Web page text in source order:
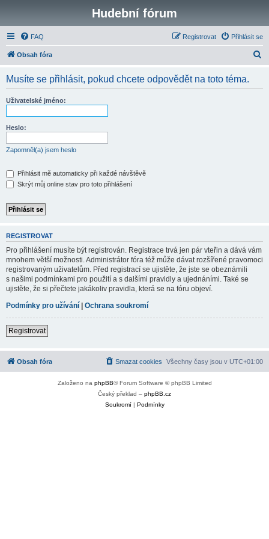
Hudební fórum
FAQ Přihlásit se
Registrovat
Obsah fóra
Musíte se přihlásit, pokud chcete odpovědět na toto téma.
Uživatelské jméno:
Heslo:
Zapomněl(a) jsem heslo
Přihlásit mě automaticky při každé návštěvě
Skrýt můj online stav pro toto přihlášení
REGISTROVAT
Pro přihlášení musíte být registrován. Registrace trvá jen pár vteřin a dává vám
mnohem větší možnosti. Administrátor fóra též může dávat rozšířené pravomoci
registrovaným uživatelům. Před registrací se ujistěte, že jste se obeznámili
s našimi podmínkami pro použití a s dalšími pravidly a ujednáními. Také se
ujistěte, že si přečtete jakákoliv pravidla, která se na fóru objeví.
Podmínky pro užívání | Ochrana soukromí
Registrovat
Obsah fóra Všechny časy jsou v UTC+01:00
Smazat cookies
Založeno na phpBB® Forum Software © phpBB Limited
Český překlad – phpBB.cz
Soukromí| Podmínky